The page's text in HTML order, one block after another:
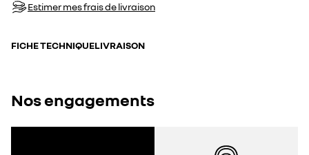
Estimer mes frais de livraison
FICHE TECHNIQUELIVRAISON
Nos engagements